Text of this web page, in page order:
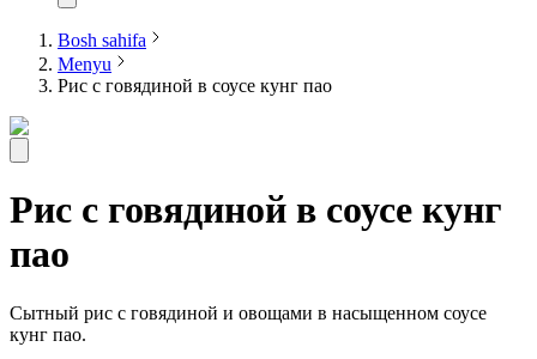
Bosh sahifa
Menyu
Рис с говядиной в соусе кунг пао
Рис с говядиной в соусе кунг
пао
Сытный рис с говядиной и овощами в насыщенном соусе
кунг пао.